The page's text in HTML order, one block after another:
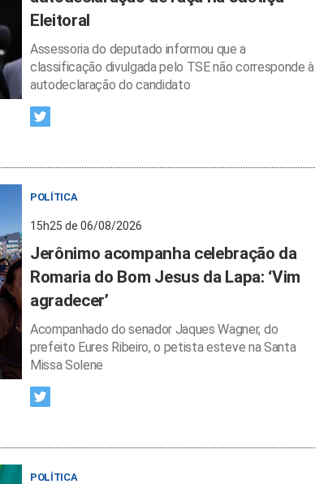
Eleitoral
Assessoria do deputado informou que a
classificação divulgada pelo TSE não corresponde à
autodeclaração do candidato
POLÍTICA
15h25 de 06/08/2026
Jerônimo acompanha celebração da
Romaria do Bom Jesus da Lapa: ‘Vim
agradecer’
Acompanhado do senador Jaques Wagner, do
prefeito Eures Ribeiro, o petista esteve na Santa
Missa Solene
POLÍTICA